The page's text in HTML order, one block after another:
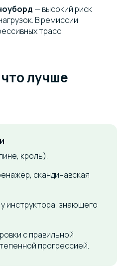
— высокий риск
В ремиссии
трасс.
лучше
кроль).
скандинавская
инструктора, знающего
с правильной
прогрессией.